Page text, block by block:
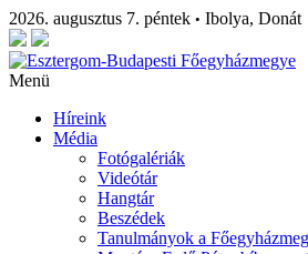
2026. augusztus 7. péntek • Ibolya, Donát
Menü
Híreink
Média
Fotógalériák
Videótár
Hangtár
Beszédek
Tanulmányok a